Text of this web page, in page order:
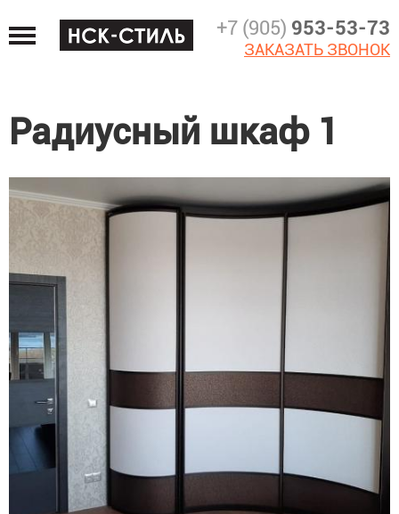
to
navigation
+7 (905) 953-53-73
ЗАКАЗАТЬ ЗВОНОК
Радиусный шкаф 1